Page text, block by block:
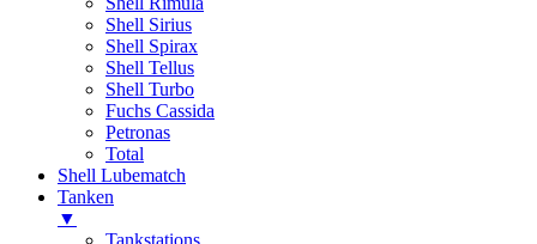
Shell Sirius
Shell Spirax
Shell Tellus
Shell Turbo
Fuchs Cassida
Petronas
Total
Shell Lubematch
Tanken
▼